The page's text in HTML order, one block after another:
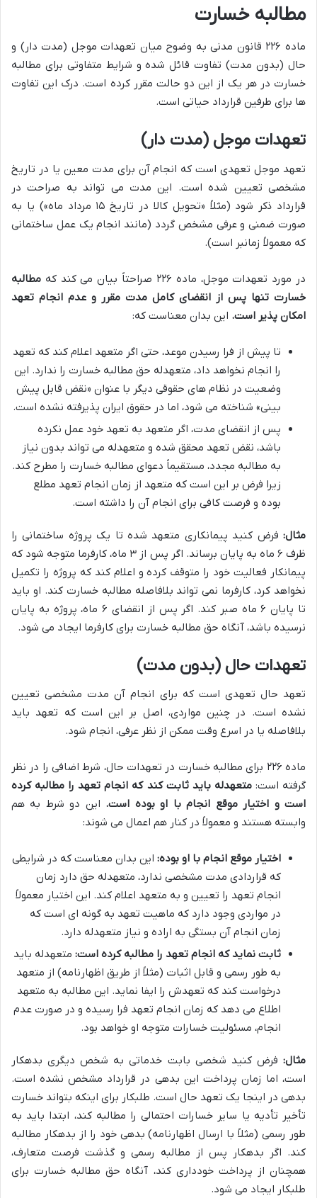
مطالبه خسارت
ماده ۲۲۶ قانون مدنی به وضوح میان تعهدات موجل (مدت دار) و
حال (بدون مدت) تفاوت قائل شده و شرایط متفاوتی برای مطالبه
خسارت در هر یک از این دو حالت مقرر کرده است. درک این تفاوت
ها برای طرفین قرارداد حیاتی است.
تعهدات موجل (مدت دار)
تعهد موجل تعهدی است که انجام آن برای مدت معین یا در تاریخ
مشخصی تعیین شده است. این مدت می تواند به صراحت در
قرارداد ذکر شود (مثلاً «تحویل کالا در تاریخ ۱۵ مرداد ماه») یا به
صورت ضمنی و عرفی مشخص گردد (مانند انجام یک عمل ساختمانی
که معمولاً زمانبر است).
در مورد تعهدات موجل، ماده ۲۲۶ صراحتاً بیان می کند که
مطالبه
خسارت تنها پس از انقضای کامل مدت مقرر و عدم انجام تعهد
امکان پذیر است. این بدان معناست که:
تا پیش از فرا رسیدن موعد، حتی اگر متعهد اعلام کند که تعهد
را انجام نخواهد داد، متعهدله حق مطالبه خسارت را ندارد. این
وضعیت در نظام های حقوقی دیگر با عنوان «نقض قابل پیش
بینی» شناخته می شود، اما در حقوق ایران پذیرفته نشده است.
پس از انقضای مدت، اگر متعهد به تعهد خود عمل نکرده
باشد، نقض تعهد محقق شده و متعهدله می تواند بدون نیاز
به مطالبه مجدد، مستقیماً دعوای مطالبه خسارت را مطرح کند.
زیرا فرض بر این است که متعهد از زمان انجام تعهد مطلع
بوده و فرصت کافی برای انجام آن را داشته است.
مثال: فرض کنید پیمانکاری متعهد شده تا یک پروژه ساختمانی را
ظرف ۶ ماه به پایان برساند. اگر پس از ۳ ماه، کارفرما متوجه شود که
پیمانکار فعالیت خود را متوقف کرده و اعلام کند که پروژه را تکمیل
نخواهد کرد، کارفرما نمی تواند بلافاصله مطالبه خسارت کند. او باید
تا پایان ۶ ماه صبر کند. اگر پس از انقضای ۶ ماه، پروژه به پایان
نرسیده باشد، آنگاه حق مطالبه خسارت برای کارفرما ایجاد می شود.
تعهدات حال (بدون مدت)
تعهد حال تعهدی است که برای انجام آن مدت مشخصی تعیین
نشده است. در چنین مواردی، اصل بر این است که تعهد باید
بلافاصله یا در اسرع وقت ممکن از نظر عرفی، انجام شود.
ماده ۲۲۶ برای مطالبه خسارت در تعهدات حال، شرط اضافی را در نظر
گرفته است:متعهدله باید ثابت کند که انجام تعهد را مطالبه کرده
است و اختیار موقع انجام با او بوده است. این دو شرط به هم
وابسته هستند و معمولاً در کنار هم اعمال می شوند:
اختیار موقع انجام با او بوده: این بدان معناست که در شرایطی
که قراردادی مدت مشخصی ندارد، متعهدله حق دارد زمان
انجام تعهد را تعیین و به متعهد اعلام کند. این اختیار معمولاً
در مواردی وجود دارد که ماهیت تعهد به گونه ای است که
زمان انجام آن بستگی به اراده و نیاز متعهدله دارد.
ثابت نماید که انجام تعهد را مطالبه کرده است: متعهدله باید
به طور رسمی و قابل اثبات (مثلاً از طریق اظهارنامه) از متعهد
درخواست کند که تعهدش را ایفا نماید. این مطالبه به متعهد
اطلاع می دهد که زمان انجام تعهد فرا رسیده و در صورت عدم
انجام، مسئولیت خسارات متوجه او خواهد بود.
مثال: فرض کنید شخصی بابت خدماتی به شخص دیگری بدهکار
است، اما زمان پرداخت این بدهی در قرارداد مشخص نشده است.
بدهی در اینجا یک تعهد حال است. طلبکار برای اینکه بتواند خسارت
تأخیر تأدیه یا سایر خسارات احتمالی را مطالبه کند، ابتدا باید به
طور رسمی (مثلاً با ارسال اظهارنامه) بدهی خود را از بدهکار مطالبه
کند. اگر بدهکار پس از مطالبه رسمی و گذشت فرصت متعارف،
همچنان از پرداخت خودداری کند، آنگاه حق مطالبه خسارت برای
طلبکار ایجاد می شود.